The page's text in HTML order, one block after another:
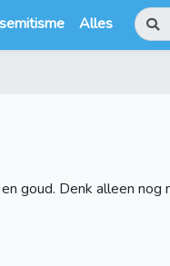
Alles
goud. Denk alleen